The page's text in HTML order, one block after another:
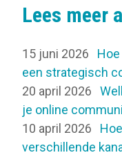
Lees meer
15 juni 2026
een strategisch
20 april 2026
je online
10 april 2026
verschillende